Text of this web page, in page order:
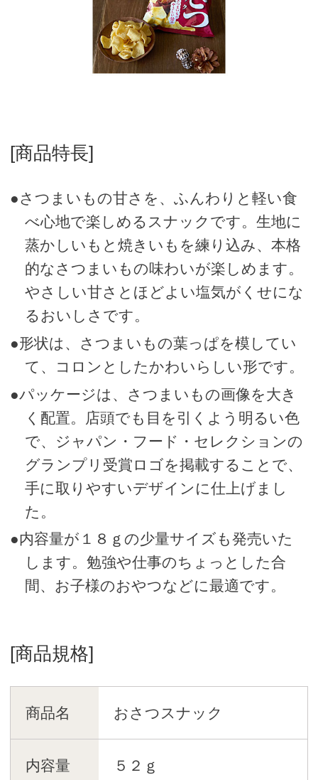
[商品特長]
●さつまいもの甘さを、ふんわりと軽い食
べ心地で楽しめるスナックです。生地に
蒸かしいもと焼きいもを練り込み、本格
的なさつまいもの味わいが楽しめます。
やさしい甘さとほどよい塩気がくせにな
るおいしさです。
●形状は、さつまいもの葉っぱを模してい
て、コロンとしたかわいらしい形です。
●パッケージは、さつまいもの画像を大き
く配置。店頭でも目を引くよう明るい色
で、ジャパン・フード・セレクションの
グランプリ受賞ロゴを掲載することで、
手に取りやすいデザインに仕上げまし
た。
●内容量が１８ｇの少量サイズも発売いた
します。勉強や仕事のちょっとした合
間、お子様のおやつなどに最適です。
[商品規格]
商品名 おさつスナック
内容量
５２ｇ